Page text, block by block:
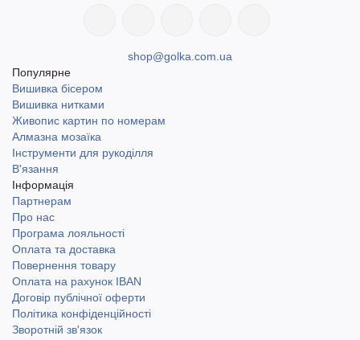
shop@golka.com.ua
Популярне
Вишивка бісером
Вишивка нитками
Живопис картин по номерам
Алмазна мозаїка
Інструменти для рукоділля
В'язання
Інформація
Партнерам
Про нас
Програма лояльності
Оплата та доставка
Повернення товару
Оплата на рахунок IBAN
Договір публічної оферти
Політика конфіденційності
Зворотній зв'язок